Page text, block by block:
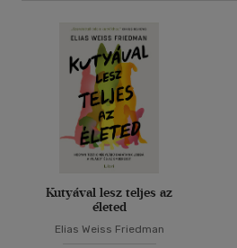
Kutyával lesz teljes az
életed
Elias Weiss Friedman